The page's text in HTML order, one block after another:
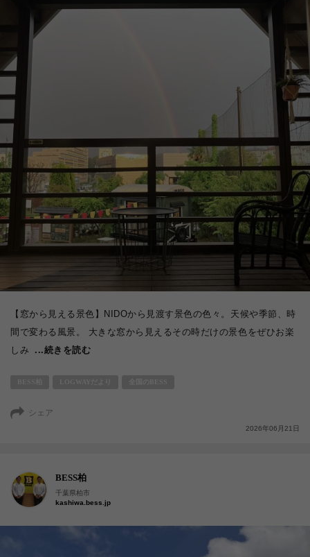
【窓から見える景色】NIDOから見渡す景色の色々。天候や季節、時
間で変わる風景。 大きな窓から見えるその時だけの景色をぜひお楽
しみ
...続きを読む
シェア
2026年06月21日
BESS柏
千葉県柏市
kashiwa.bess.jp